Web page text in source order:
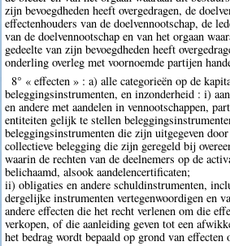
zijn bevoegdheden heeft overgedragen, de
effectenhouders van de doelvennootschap, de
van de doelvennootschap en van het orgaan
gedeelte van zijn bevoegdheden heeft
onderling overleg met voornoemde partijen
8° « effecten » : a) alle categorieën op de
beleggingsinstrumenten, en inzonderheid : i)
en andere met aandelen in vennootschappen,
entiteiten gelijk te stellen
beleggingsinstrumenten die zijn uitgegeven
collectieve belegging die zijn geregeld bij
waarin de rechten van de deelnemers op de
belichaamd, alsook aandelencertificaten;
ii) obligaties en andere schuldinstrumenten,
dergelijke instrumenten vertegenwoordigen en
andere effecten die het recht verlenen om die
verkopen, of die aanleiding geven tot een
het bedrag wordt bepaald op grond van effecten